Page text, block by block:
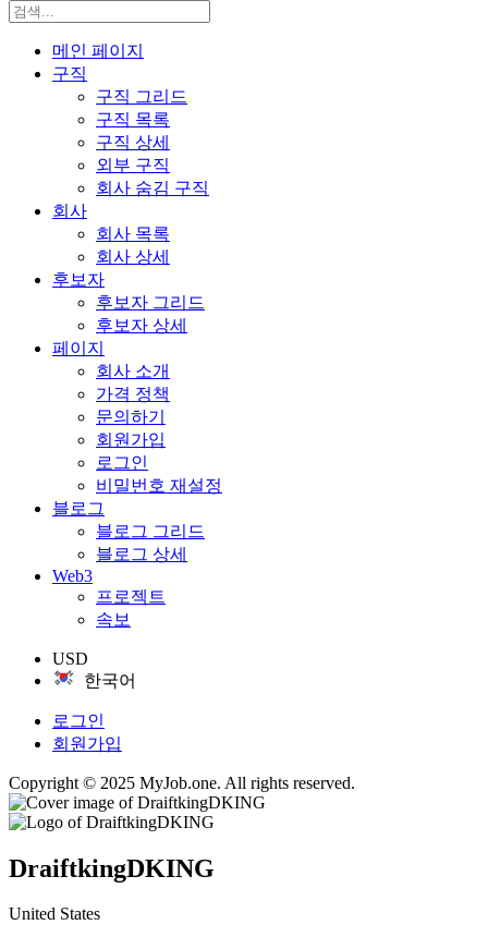
메인 페이지
구직
구직 그리드
구직 목록
구직 상세
외부 구직
회사 숨김 구직
회사
회사 목록
회사 상세
후보자
후보자 그리드
후보자 상세
페이지
회사 소개
가격 정책
문의하기
회원가입
로그인
비밀번호 재설정
블로그
블로그 그리드
블로그 상세
Web3
프로젝트
속보
USD
한국어
로그인
회원가입
Copyright © 2025 MyJob.one. All rights reserved.
DraiftkingDKING
United States